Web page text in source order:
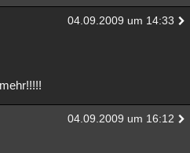
04.09.2009 um 14:33
04.09.2009 um 16:12